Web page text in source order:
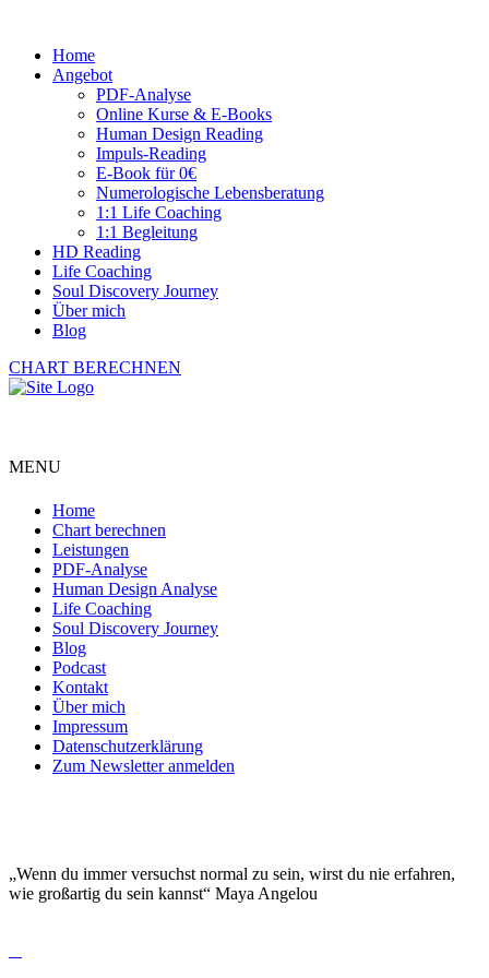
Home
Angebot
PDF-Analyse
Online Kurse & E-Books
Human Design Reading
Impuls-Reading
E-Book für 0€
Numerologische Lebensberatung
1:1 Life Coaching
1:1 Begleitung
HD Reading
Life Coaching
Soul Discovery Journey
Über mich
Blog
CHART BERECHNEN
MENU
Home
Chart berechnen
Leistungen
PDF-Analyse
Human Design Analyse
Life Coaching
Soul Discovery Journey
Blog
Podcast
Kontakt
Über mich
Impressum
Datenschutzerklärung
Zum Newsletter anmelden
„Wenn du immer versuchst normal zu sein, wirst du nie erfahren,
wie großartig du sein kannst“ Maya Angelou